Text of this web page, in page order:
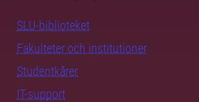
SLU-biblioteket
Fakulteter och institutioner
Studentkårer
IT-support